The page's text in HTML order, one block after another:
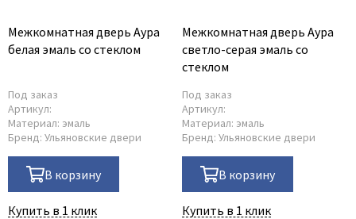
С кругом
Межкомнатная дверь Аура
белая эмаль со стеклом
Под заказ
Артикул:
Материал: эмаль
Бренд: Ульяновские двери
В корзину
Купить в 1 клик
Межкомнатная дверь Аура
светло-серая эмаль со
стеклом
Под заказ
Артикул:
Материал: эмаль
Бренд: Ульяновские двери
В корзину
Купить в 1 клик